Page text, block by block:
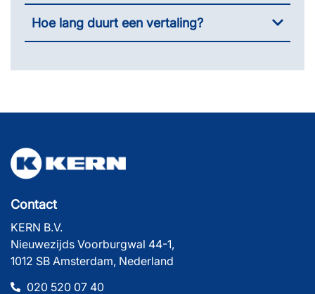
Hoe lang duurt een vertaling?
Contact
KERN B.V.
Nieuwezijds Voorburgwal 44-1,
1012 SB Amsterdam, Nederland
020 520 07 40